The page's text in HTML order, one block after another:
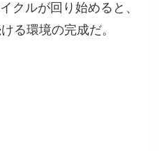
ルが回り始めると、
る環境の完成だ。